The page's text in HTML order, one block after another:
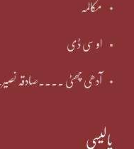
مکالمہ
او سی ڈی
آدھی چھٹی ۔۔۔۔صادقہ نصیر۔
پالیسی